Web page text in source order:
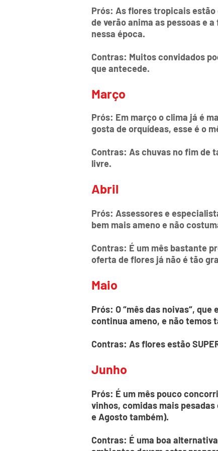
Prós: As flores tropicais estão
de verão anima as pessoas e
nessa época.
Contras: Muitos convidados
que antecede.
Março
Prós: Em março o clima já é
gosta de orquídeas, esse é o
Contras: As chuvas no fim de
livre.
Abril
Prós: Assessores e
bem mais ameno e não
Contras: É um mês bastante
oferta de flores já não é tão
Maio
Prós: O “mês das noivas“,
continua ameno, e não temos
Contras: As flores estão
Junho
Prós: É um mês pouco
vinhos, comidas mais
e Agosto também).
Contras: É uma boa